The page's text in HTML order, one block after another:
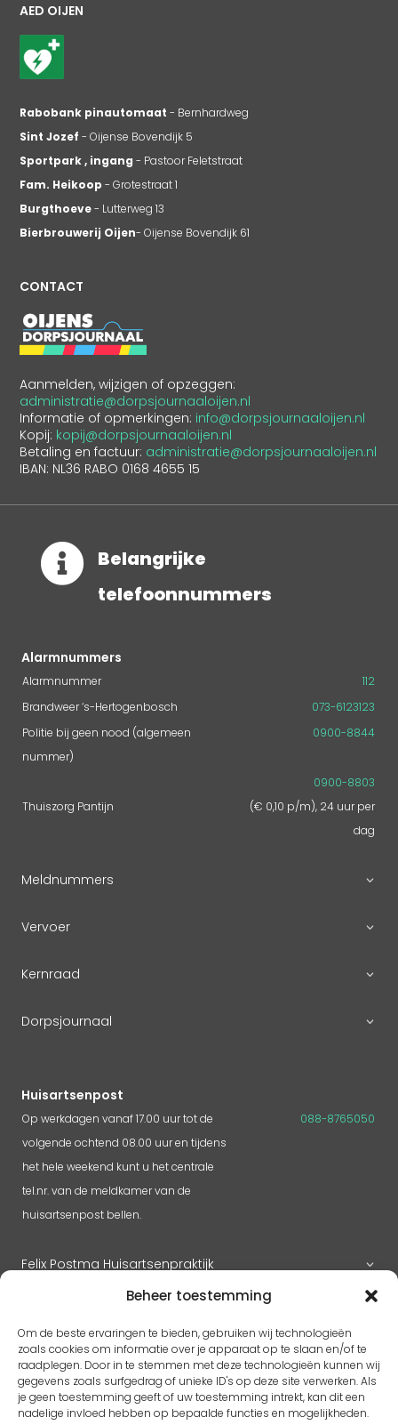
Beheer toestemming
Om de beste ervaringen te bieden, gebruiken wij technologieën
zoals cookies om informatie over je apparaat op te slaan en/of te
raadplegen. Door in te stemmen met deze technologieën kunnen wij
gegevens zoals surfgedrag of unieke ID's op deze site verwerken. Als
je geen toestemming geeft of uw toestemming intrekt, kan dit een
nadelige invloed hebben op bepaalde functies en mogelijkheden.
AED OIJEN
Rabobank pinautomaat - Bernhardweg
Sint Jozef - Oijense Bovendijk 5
Sportpark , ingang - Pastoor Feletstraat
Fam. Heikoop - Grotestraat 1
Burgthoeve- Lutterweg 13
Bierbrouwerij Oijen- Oijense Bovendijk 61
CONTACT
Aanmelden, wijzigen of opzeggen:
administratie@dorpsjournaaloijen.nl
Informatie of opmerkingen: info@dorpsjournaaloijen.nl
Kopij: kopij@dorpsjournaaloijen.nl
Betaling en factuur: administratie@dorpsjournaaloijen.nl
IBAN: NL36 RABO 0168 4655 15

Belangrijke
telefoonnummers
Alarmnummers
Alarmnummer
112
Brandweer ‘s-Hertogenbosch
073-6123123
Politie bij geen nood (algemeen
nummer)
0900-8844
Thuiszorg Pantijn
0900-8803
(€ 0,10 p/m), 24 uur per
dag
Meldnummers
Vervoer
Kernraad
Dorpsjournaal
Huisartsenpost
Op werkdagen vanaf 17.00 uur tot de
volgende ochtend 08.00 uur en tijdens
het hele weekend kunt u het centrale
tel.nr. van de meldkamer van de
huisartsenpost bellen.
088-8765050
Felix Postma Huisartsenpraktijk
RK H. Benedictus
Adres
pastoorlith@icloud.com